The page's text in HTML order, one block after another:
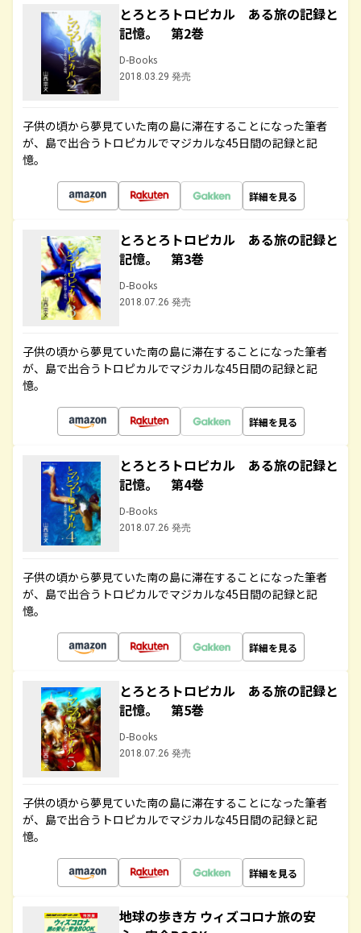
とろとろトロピカル ある旅の記録と
記憶。 第2巻
D-Books
2018.03.29 発売
子供の頃から夢見ていた南の島に滞在することになった筆者
が、島で出合うトロピカルでマジカルな45日間の記録と記
憶。
詳細を見る
とろとろトロピカル ある旅の記録と
記憶。 第3巻
D-Books
2018.07.26 発売
子供の頃から夢見ていた南の島に滞在することになった筆者
が、島で出合うトロピカルでマジカルな45日間の記録と記
憶。
詳細を見る
とろとろトロピカル ある旅の記録と
記憶。 第4巻
D-Books
2018.07.26 発売
子供の頃から夢見ていた南の島に滞在することになった筆者
が、島で出合うトロピカルでマジカルな45日間の記録と記
憶。
詳細を見る
とろとろトロピカル ある旅の記録と
記憶。 第5巻
D-Books
2018.07.26 発売
子供の頃から夢見ていた南の島に滞在することになった筆者
が、島で出合うトロピカルでマジカルな45日間の記録と記
憶。
詳細を見る
地球の歩き方 ウィズコロナ旅の安